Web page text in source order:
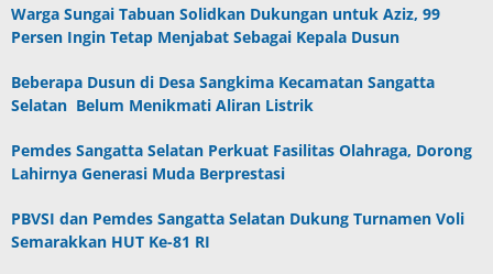
Warga Sungai Tabuan Solidkan Dukungan untuk Aziz, 99
Persen Ingin Tetap Menjabat Sebagai Kepala Dusun
Beberapa Dusun di Desa Sangkima Kecamatan Sangatta
Selatan Belum Menikmati Aliran Listrik
Pemdes Sangatta Selatan Perkuat Fasilitas Olahraga, Dorong
Lahirnya Generasi Muda Berprestasi
PBVSI dan Pemdes Sangatta Selatan Dukung Turnamen Voli
Semarakkan HUT Ke-81 RI